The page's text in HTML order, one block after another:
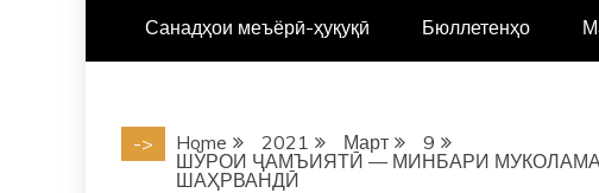
Санадҳои меъёрӣ-ҳуқуқӣ Бюллетенҳо
-> Home 2021 Март
9
ШЎРОИ ҶАМЪИЯТӢ — МИНБАРИ
ШАҲРВАНДӢ